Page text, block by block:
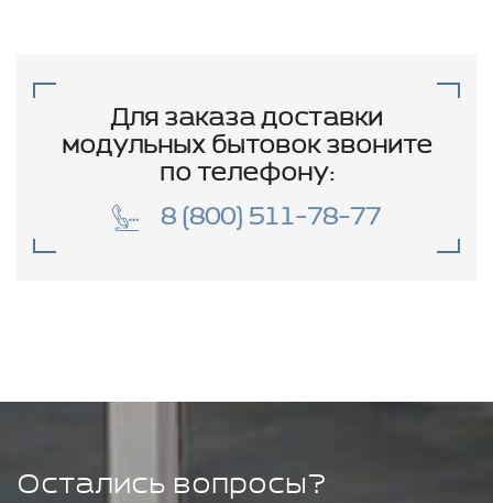
Для заказа доставки
модульных бытовок звоните
по телефону:
8 (800) 511-78-77
Остались вопросы?